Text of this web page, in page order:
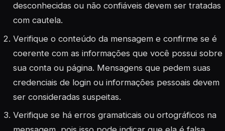
desconhecidas ou não confiáveis devem ser tratadas
com cautela.
Verifique o conteúdo da mensagem e confirme se é
coerente com as informações que você possui sobre
sua conta ou página. Mensagens que pedem suas
credenciais de login ou informações pessoais devem
ser consideradas suspeitas.
Verifique se há erros gramaticais ou ortográficos na